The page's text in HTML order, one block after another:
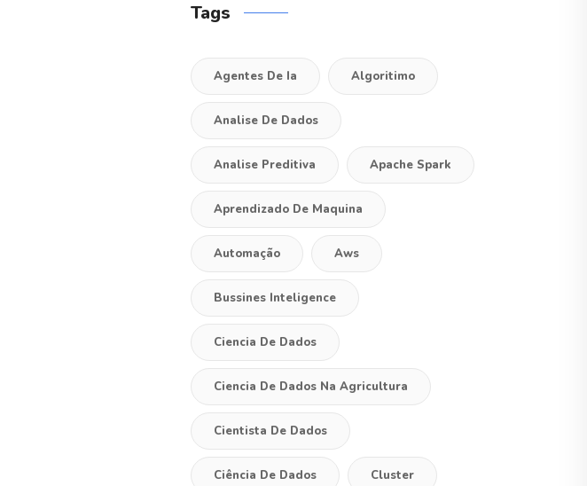
Tags
Agentes De Ia Algoritimo
Analise De Dados
Analise Preditiva Apache Spark
Aprendizado De Maquina
Automação Aws
Bussines Inteligence
Ciencia De Dados
Ciencia De Dados Na Agricultura
Cientista De Dados
Ciência De Dados Cluster